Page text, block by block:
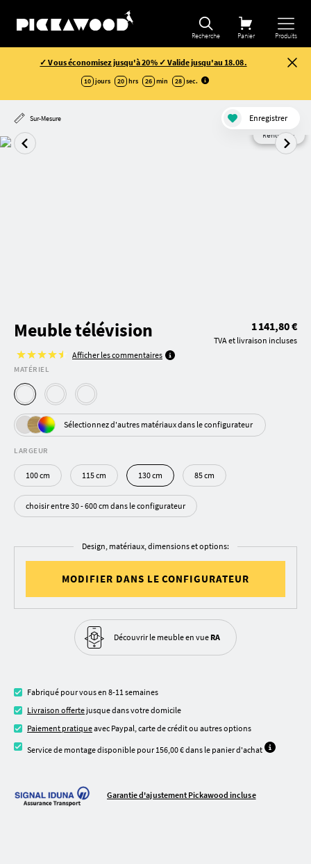
Recherche Panier Produits
✓ Vous économisez jusqu'à 20% ✓ Valide jusqu'au 18.08.
10 jours 20 hrs 26 min 28 sec.
Sur-Mesure Enregistrer
Rendu AI
Meuble télévision
Afficher les commentaires
1 141,80 €
TVA et livraison incluses
MATÉRIEL
Sélectionnez d'autres matériaux dans le configurateur
LARGEUR
100 cm 115 cm 130 cm 85 cm
choisir entre 30 - 600 cm dans le configurateur
Design, matériaux, dimensions et options:
MODIFIER DANS LE CONFIGURATEUR
Découvrir le meubleen vue RA
Fabriqué pour vous en 8-11 semaines
Livraison offerte jusque dans votre domicile
Paiement pratiqueavec Paypal, carte de crédit ou autres options
Service de montage disponible pour 156,00 € dans le panier d'achat
Garantie d'ajustement Pickawood incluse